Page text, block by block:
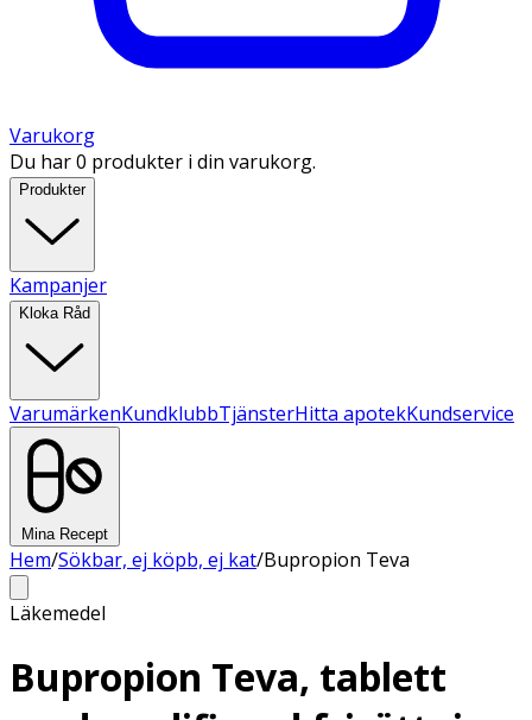
Varukorg
Du har 0 produkter i din varukorg.
Produkter
Kampanjer
Kloka Råd
VarumärkenKundklubbTjänsterHitta apotekKundservice
Mina Recept
Hem/Sökbar, ej köpb, ej kat/Bupropion Teva
Läkemedel
Bupropion Teva, tablett